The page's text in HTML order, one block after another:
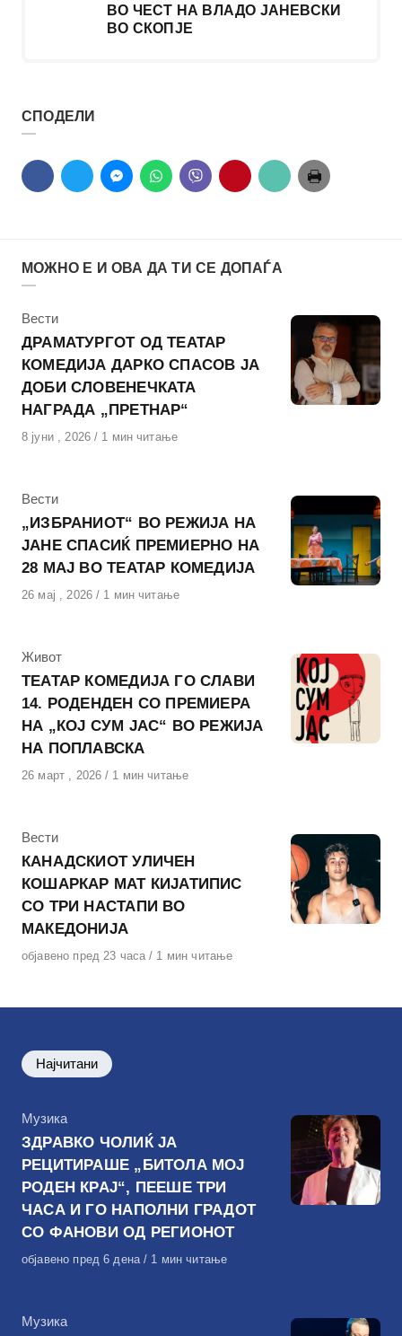
ВО ЧЕСТ НА ВЛАДО ЈАНЕВСКИ
ВО СКОПЈЕ
СПОДЕЛИ
МОЖНО Е И ОВА ДА ТИ СЕ ДОПАЃА
КАтегорија
Вести
ДРАМАТУРГОТ ОД ТЕАТАР
КОМЕДИЈА ДАРКО СПАСОВ ЈА
ДОБИ СЛОВЕНЕЧКАТА
НАГРАДА „ПРЕТНАР“
Објавено
8 јуни , 2026 1 мин читање
КАтегорија
Вести
„ИЗБРАНИОТ“ ВО РЕЖИЈА НА
ЈАНЕ СПАСИЌ ПРЕМИЕРНО НА
28 МАЈ ВО ТЕАТАР КОМЕДИЈА
Објавено
26 мај , 2026 1 мин читање
КАтегорија
Живот
ТЕАТАР КОМЕДИЈА ГО СЛАВИ
14. РОДЕНДЕН СО ПРЕМИЕРА
НА „КОЈ СУМ ЈАС“ ВО РЕЖИЈА
НА ПОПЛАВСКА
Објавено
26 март , 2026 1 мин читање
КАтегорија
Вести
КАНАДСКИОТ УЛИЧЕН
КОШАРКАР МАТ КИЈАТИПИС
СО ТРИ НАСТАПИ ВО
МАКЕДОНИЈА
Објавено
објавено пред 23 часа 1 мин читање
Најчитани
КАтегорија
Музика
ЗДРАВКО ЧОЛИЌ ЈА
РЕЦИТИРАШЕ „БИТОЛА МОЈ
РОДЕН КРАЈ“, ПЕЕШЕ ТРИ
ЧАСА И ГО НАПОЛНИ ГРАДОТ
СО ФАНОВИ ОД РЕГИОНОТ
Објавено
објавено пред 6 дена 1 мин читање
КАтегорија
Музика